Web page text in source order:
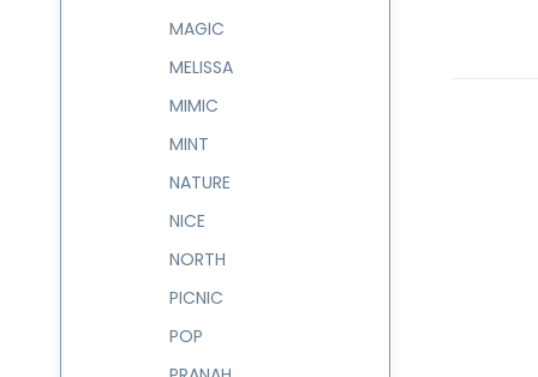
MAGIC
MELISSA
MIMIC
MINT
NATURE
NICE
NORTH
PICNIC
POP